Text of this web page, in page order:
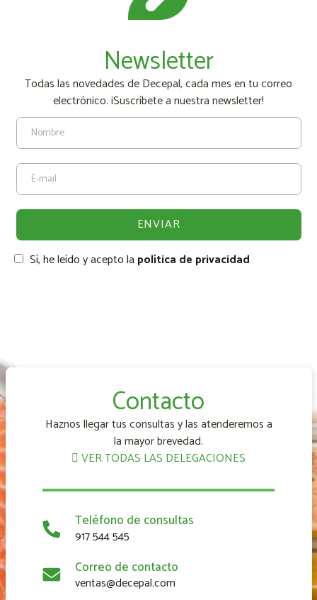
Newsletter
Todas las novedades de Decepal, cada mes en tu correo
electrónico. ¡Suscríbete a nuestra newsletter!
Sí, he leído y acepto la política de privacidad
Contacto
Haznos llegar tus consultas y las atenderemos a
la mayor brevedad.
VER TODAS LAS DELEGACIONES
Teléfono de consultas
917 544 545
Correo de contacto
ventas@decepal.com